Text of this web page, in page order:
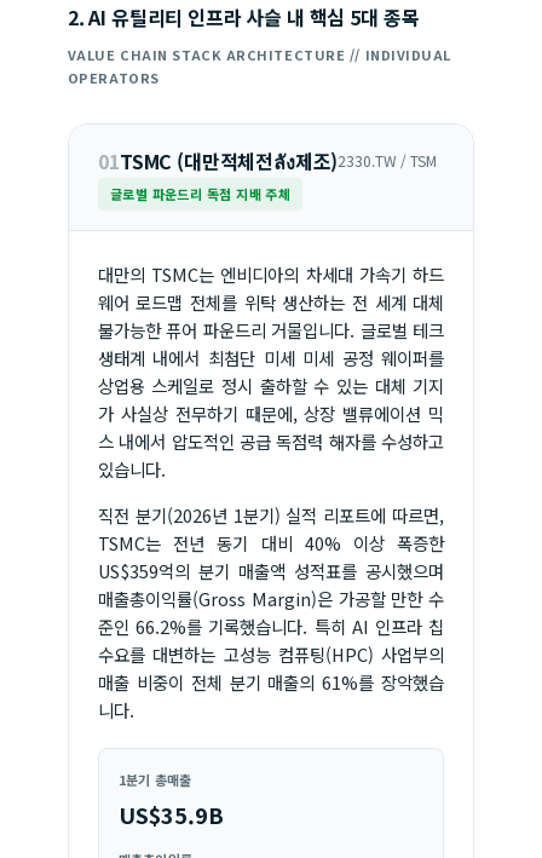
2. AI 유틸리티 인프라 사슬 내 핵심 5대 종목
VALUE CHAIN STACK ARCHITECTURE // INDIVIDUAL
OPERATORS
01TSMC (대만적체전ลัง제조)2330.TW / TSM
글로벌 파운드리 독점 지배 주체
대만의 TSMC는 엔비디아의 차세대 가속기 하드
웨어 로드맵 전체를 위탁 생산하는 전 세계 대체
불가능한 퓨어 파운드리 거물입니다. 글로벌 테크
생태계 내에서 최첨단 미세 미세 공정 웨이퍼를
상업용 스케일로 정시 출하할 수 있는 대체 기지
가 사실상 전무하기 때문에, 상장 밸류에이션 믹
스 내에서 압도적인 공급 독점력 해자를 수성하고
있습니다.
직전 분기(2026년 1분기) 실적 리포트에 따르면,
TSMC는 전년 동기 대비 40% 이상 폭증한
US$359억의 분기 매출액 성적표를 공시했으며
매출총이익률(Gross Margin)은 가공할 만한 수
준인 66.2%를 기록했습니다. 특히 AI 인프라 칩
수요를 대변하는 고성능 컴퓨팅(HPC) 사업부의
매출 비중이 전체 분기 매출의 61%를 장악했습
니다.
1분기 총매출
US$35.9B